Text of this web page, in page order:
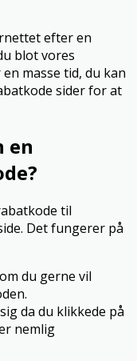
efter en
blot vores
masse tid, du kan
sider for at
en
til
Det fungerer på
du gerne vil
da du klikkede på
nemlig